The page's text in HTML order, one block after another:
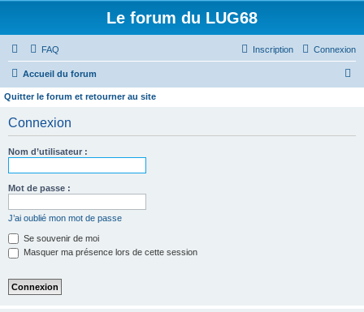
Le forum du LUG68
FAQ Connexion
Inscription
Accueil du forum
Quitter le forum et retourner au site
Connexion
Nom d’utilisateur :
Mot de passe :
J’ai oublié mon mot de passe
Se souvenir de moi
Masquer ma présence lors de cette session